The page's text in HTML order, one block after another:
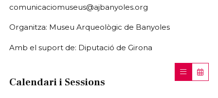
comunicaciomuseus@ajbanyoles.org
Organitza: Museu Arqueològic de Banyoles
Amb el suport de: Diputació de Girona
Calendari i Sessions